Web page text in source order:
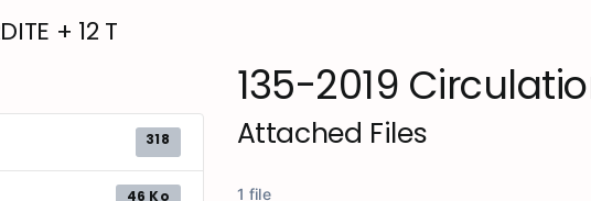
+ 12 T
318
46 Ko
135-2019
Attached Files
1 file